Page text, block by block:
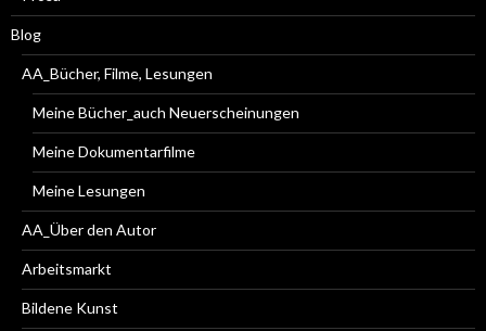
Blog
AA_Bücher, Filme, Lesungen
Meine Bücher_auch Neuerscheinungen
Meine Dokumentarfilme
Meine Lesungen
AA_Über den Autor
Arbeitsmarkt
Bildene Kunst